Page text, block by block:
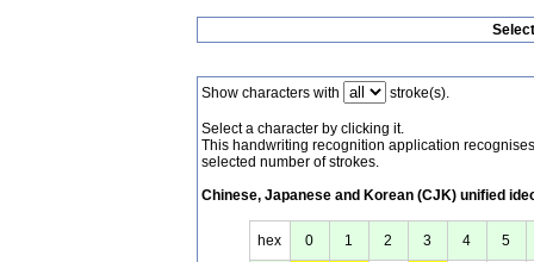
Show characters with stroke(s).
Select a character by clicking it.
This handwriting recognition application
selected number of strokes.
Chinese, Japanese and Korean (CJK) unified
hex 0 1 2 3 4 5